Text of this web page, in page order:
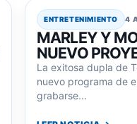
ENTRETENIMIENTO 4
MARLEY Y
NUEVO
La exitosa dupla de
nuevo programa de
grabarse...